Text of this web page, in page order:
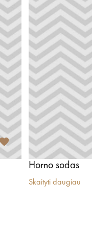
Horno sodas
Skaityti daugiau